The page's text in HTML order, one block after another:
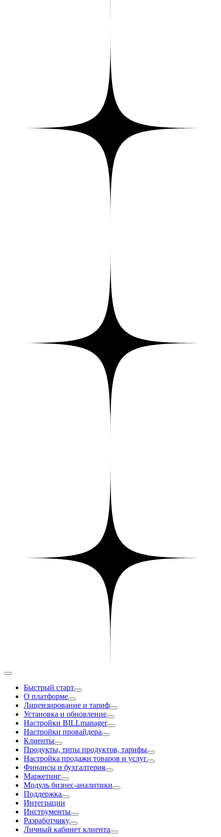
Быстрый старт
О платформе
Лицензирование и тариф
Установка и обновление
Настройки BILLmanager
Настройки провайдера
Клиенты
Продукты, типы продуктов, тарифы
Настройка продажи товаров и услуг
Финансы и бухгалтерия
Маркетинг
Модуль бизнес-аналитики
Поддержка
Интеграции
Инструменты
Разработчику
Личный кабинет клиента